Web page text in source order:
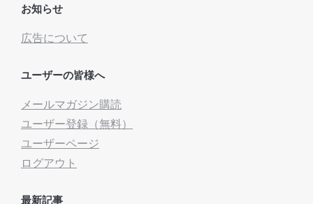
お知らせ
広告について
ユーザーの皆様へ
メールマガジン購読
ユーザー登録（無料）
ユーザーページ
ログアウト
最新記事